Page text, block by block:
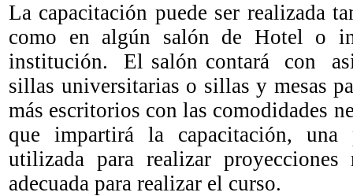
La capacitación puede ser realizada
como en algún salón de Hotel o
institución. El salón contará con
sillas universitarias o sillas y mesas
más escritorios con las comodidades
que impartirá la capacitación, una
utilizada para realizar
adecuada para realizar el curso.